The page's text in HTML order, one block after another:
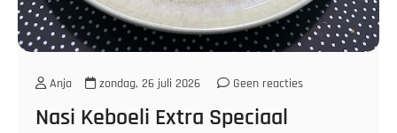
Anja zondag, 26 juli 2026 Geen reacties
Nasi Keboeli Extra Speciaal